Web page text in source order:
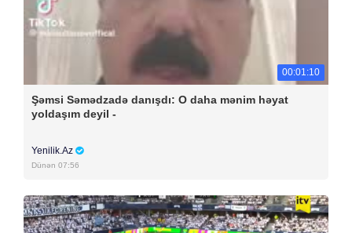
00:01:10
Şəmsi Səmədzadə danışdı: O daha mənim həyat
yoldaşım deyil -
Yenilik.Az
Dünən 07:56